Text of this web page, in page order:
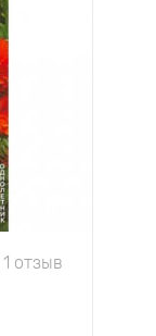
1 отзыв